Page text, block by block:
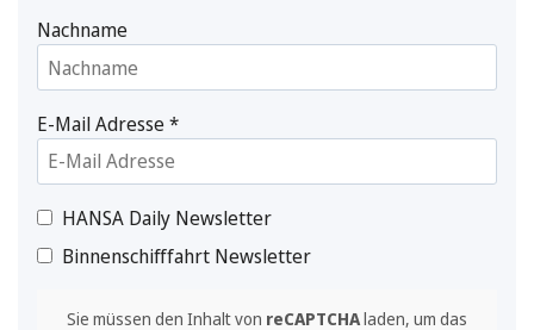
Nachname
E-Mail Adresse*
HANSA Daily Newsletter
Binnenschifffahrt Newsletter
Sie müssen den Inhalt von reCAPTCHAladen, um das